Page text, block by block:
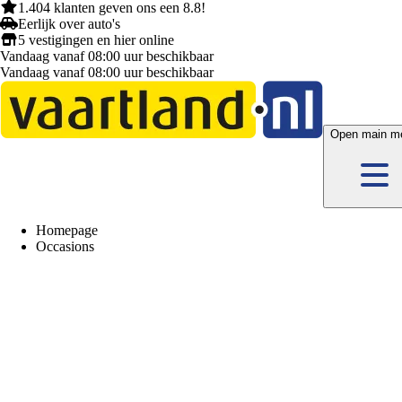
1.404 klanten geven ons een 8.8!
Eerlijk over auto's
5 vestigingen en hieronline
Vandaag vanaf 08:00 uur beschikbaar
Vandaag vanaf 08:00 uur beschikbaar
Open main
Homepage
Occasions